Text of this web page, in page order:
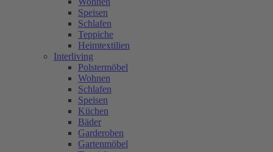
Speisen
Schlafen
Teppiche
Heimtextilien
Interliving
Polstermöbel
Wohnen
Schlafen
Speisen
Küchen
Bäder
Garderoben
Gartenmöbel